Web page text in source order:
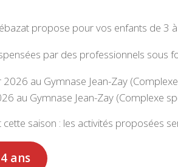
propose pour vos enfants de 3
par des professionnels sous
2026 au Gymnase Jean-Zay
au Gymnase Jean-Zay (Complexe
saison : les activités proposées
ans